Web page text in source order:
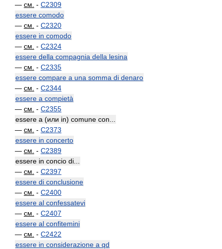
— см. - C2309
essere comodo
— см. - C2320
essere in comodo
— см. - C2324
essere della compagnia della lesina
— см. - C2335
essere compare a una somma di denaro
— см. - C2344
essere a compietà
— см. - C2355
essere a (или in) comune con...
— см. - C2373
essere in concerto
— см. - C2389
essere in concio di...
— см. - C2397
essere di conclusione
— см. - C2400
essere al confessatevi
— см. - C2407
essere al confitemini
— см. - C2422
essere in considerazione a qd